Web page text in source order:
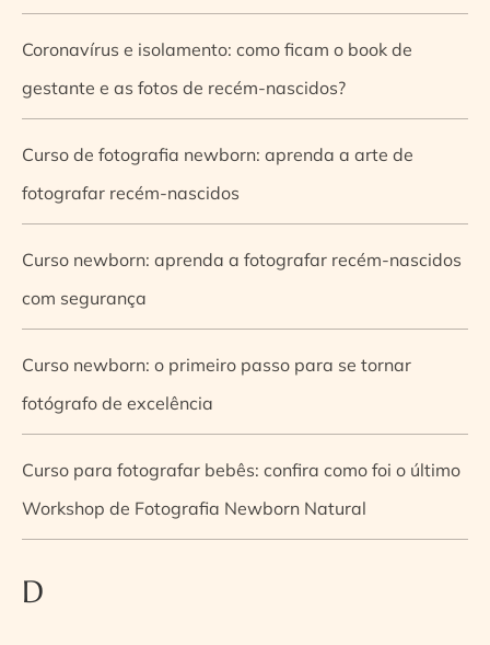
Coronavírus e isolamento: como ficam o book de
gestante e as fotos de recém-nascidos?
Curso de fotografia newborn: aprenda a arte de
fotografar recém-nascidos
Curso newborn: aprenda a fotografar recém-nascidos
com segurança
Curso newborn: o primeiro passo para se tornar
fotógrafo de excelência
Curso para fotografar bebês: confira como foi o último
Workshop de Fotografia Newborn Natural
D